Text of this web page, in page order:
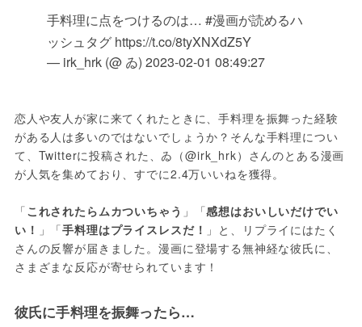
手料理に点をつけるのは… #漫画が読めるハ
ッシュタグ https://t.co/8tyXNXdZ5Y
— irk_hrk (@ ゐ) 2023-02-01 08:49:27
恋人や友人が家に来てくれたときに、手料理を振舞った経験
がある人は多いのではないでしょうか？そんな手料理につい
て、Twitterに投稿された、ゐ（@irk_hrk）さんのとある漫画
が人気を集めており、すでに2.4万いいねを獲得。
「これされたらムカついちゃう 」「感想はおいしいだけでい
い！ 」「手料理はプライスレスだ！ 」と、リプライにはたく
さんの反響が届きました。漫画に登場する無神経な彼氏に、
さまざまな反応が寄せられています！
彼氏に手料理を振舞ったら…